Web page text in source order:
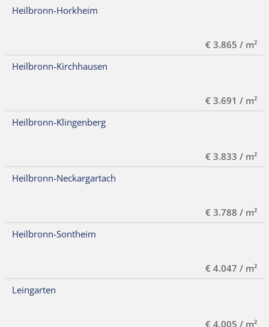
Heilbronn-Horkheim
€ 3.865 / m²
Heilbronn-Kirchhausen
€ 3.691 / m²
Heilbronn-Klingenberg
€ 3.833 / m²
Heilbronn-Neckargartach
€ 3.788 / m²
Heilbronn-Sontheim
€ 4.047 / m²
Leingarten
€ 4.005 / m²